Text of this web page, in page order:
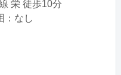
栄 徒歩10分
：なし